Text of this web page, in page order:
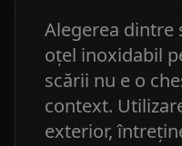
Alegerea dintre
oțel inoxidabil
scării nu e o
context.
exterior,